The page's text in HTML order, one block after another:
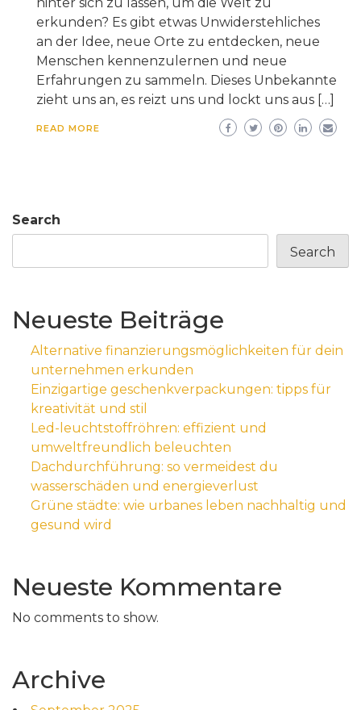
erkunden? Es gibt etwas Unwiderstehliches
an der Idee, neue Orte zu entdecken, neue
Menschen kennenzulernen und neue
Erfahrungen zu sammeln. Dieses Unbekannte
zieht uns an, es reizt uns und lockt uns aus […]
READ MORE
Search
Search
Neueste Beiträge
Alternative finanzierungsmöglichkeiten für dein
unternehmen erkunden
Einzigartige geschenkverpackungen: tipps für
kreativität und stil
Led-leuchtstoffröhren: effizient und
umweltfreundlich beleuchten
Dachdurchführung: so vermeidest du
wasserschäden und energieverlust
Grüne städte: wie urbanes leben nachhaltig und
gesund wird
Neueste Kommentare
No comments to show.
Archive